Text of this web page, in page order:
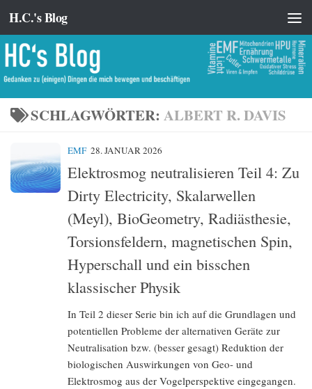
Zum Inhalt springen
H.C.'s Blog
SCHLAGWÖRTER: ALBERT R. DAVIS
EMF 28. JANUAR 2026
Elektrosmog neutralisieren Teil 4: Zu
Dirty Electricity, Skalarwellen
(Meyl), BioGeometry, Radiästhesie,
Torsionsfeldern, magnetischen Spin,
Hyperschall und ein bisschen
klassischer Physik
In Teil 2 dieser Serie bin ich auf die Grundlagen und
potentiellen Probleme der alternativen Geräte zur
Neutralisation bzw. (besser gesagt) Reduktion der
biologischen Auswirkungen von Geo- und
Elektrosmog aus der Vogelperspektive eingegangen.